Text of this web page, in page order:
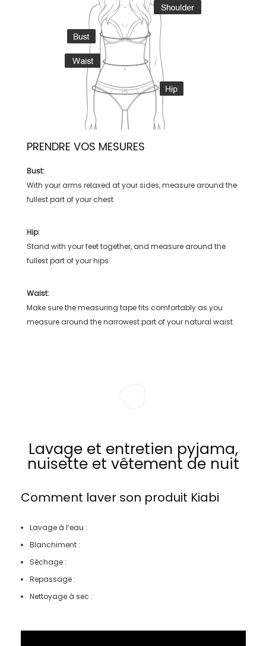
PRENDRE VOS MESURES
Bust:
With your arms relaxed at your sides, measure around the
fullest part of your chest.
Hip:
Stand with your feet together, and measure around the
fullest part of your hips.
Waist:
Make sure the measuring tape fits comfortably as you
measure around the narrowest part of your natural waist.
Lavage et entretien pyjama,
nuisette et vêtement de nuit
Comment laver son produit Kiabi
Lavage à l’eau :
Blanchiment :
Séchage :
Repassage :
Nettoyage à sec :